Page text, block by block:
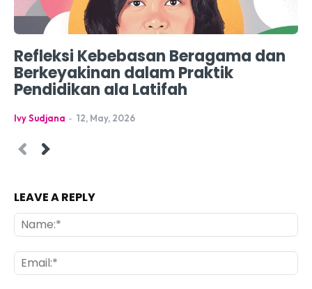
Refleksi Kebebasan Beragama dan
Berkeyakinan dalam Praktik
Pendidikan ala Latifah
Ivy Sudjana - 12, May, 2026
LEAVE A REPLY